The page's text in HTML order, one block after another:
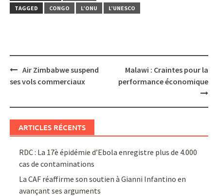
TAGGED
CONGO L’ONU L’UNESCO
Post
navigation
Air Zimbabwe suspend
ses vols commerciaux
Malawi : Craintes pour la
performance économique
ARTICLES RÉCENTS
RDC : La 17è épidémie d’Ebola enregistre plus de 4.000
cas de contaminations
La CAF réaffirme son soutien à Gianni Infantino en
avançant ses arguments